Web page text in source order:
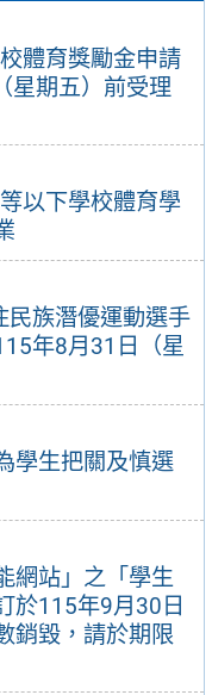
體育獎勵金申請
星期五）前受理
以下學校體育學
民族潛優運動選手
年8月31日（星
學生把關及慎選
網站」之「學生
於115年9月30日
銷毀，請於期限